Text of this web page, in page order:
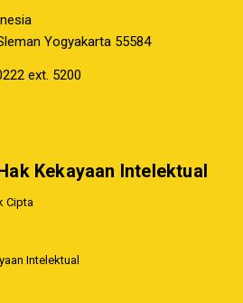
Yogyakarta 55584
ext. 5200
Kekayaan Intelektual
Cipta
Intelektual